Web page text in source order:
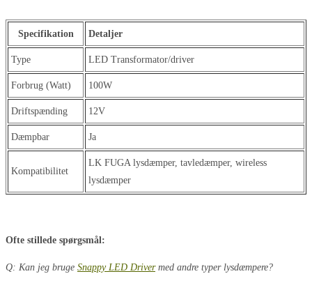
Specifikation Detaljer
Type LED Transformator/driver
Forbrug (Watt) 100W
Driftspænding 12V
Dæmpbar Ja
Kompatibilitet
LK FUGA lysdæmper, tavledæmper, wireless
lysdæmper
Ofte stillede spørgsmål:
Q: Kan jeg bruge Snappy LED Drivermed andre typer lysdæmpere?